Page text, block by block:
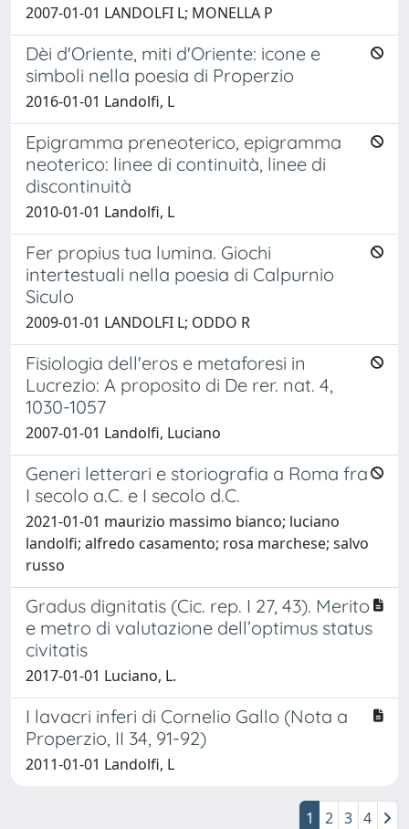
2007-01-01 LANDOLFI L; MONELLA P
Dèi d'Oriente, miti d'Oriente: icone e
simboli nella poesia di Properzio
2016-01-01 Landolfi, L
Epigramma preneoterico, epigramma
neoterico: linee di continuità, linee di
discontinuità
2010-01-01 Landolfi, L
Fer propius tua lumina. Giochi
intertestuali nella poesia di Calpurnio
Siculo
2009-01-01 LANDOLFI L; ODDO R
Fisiologia dell'eros e metaforesi in
Lucrezio: A proposito di De rer. nat. 4,
1030-1057
2007-01-01 Landolfi, Luciano
Generi letterari e storiografia a Roma fra
I secolo a.C. e I secolo d.C.
2021-01-01 maurizio massimo bianco; luciano
landolfi; alfredo casamento; rosa marchese; salvo
russo
Gradus dignitatis (Cic. rep. I 27, 43). Merito
e metro di valutazione dell’optimus status
civitatis
2017-01-01 Luciano, L.
I lavacri inferi di Cornelio Gallo (Nota a
Properzio, II 34, 91-92)
2011-01-01 Landolfi, L
1 2 3 4